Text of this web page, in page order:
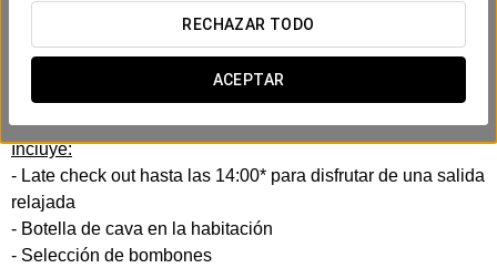
RECHAZAR TODO
ACEPTAR
En el Exe Puerto de Sagunto, hemos creado una
experiencia romántica diseñada para compartir con vuestra
pareja.
Incluye:
- Late check out hasta las 14:00* para disfrutar de una salida
relajada
- Botella de cava en la habitación
- Selección de bombones